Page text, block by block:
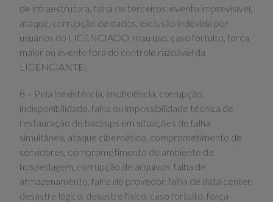
de infraestrutura, falha de terceiros, evento imprevisível,
ataque, corrupção de dados, exclusão indevida por
usuários do LICENCIADO, mau uso, caso fortuito, força
maior ou evento fora do controle razoável da
LICENCIANTE;
8 – Pela inexistência, insuficiência, corrupção,
indisponibilidade, falha ou impossibilidade técnica de
restauração de backups em situações de falha
simultânea, ataque cibernético, comprometimento de
servidores, comprometimento de ambiente de
hospedagem, corrupção de arquivos, falha de
armazenamento, falha de provedor, falha de data center,
desastre lógico, desastre físico, caso fortuito, força